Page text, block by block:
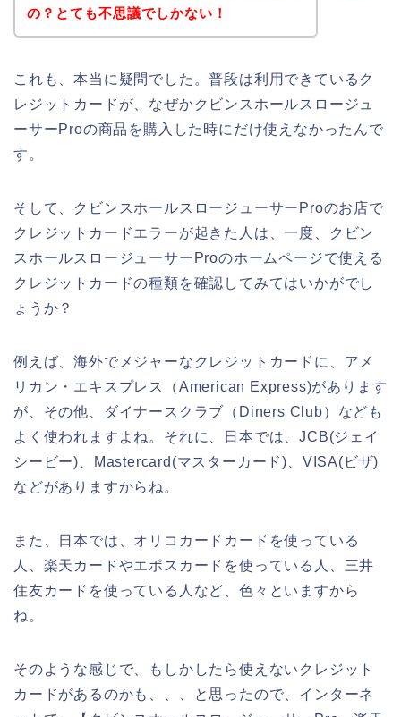
の？とても不思議でしかない！
これも、本当に疑問でした。普段は利用できているク
レジットカードが、なぜかクビンスホールスロージュ
ーサーProの商品を購入した時にだけ使えなかったんで
す。
そして、クビンスホールスロージューサーProのお店で
クレジットカードエラーが起きた人は、一度、クビン
スホールスロージューサーProのホームページで使える
クレジットカードの種類を確認してみてはいかがでし
ょうか？
例えば、海外でメジャーなクレジットカードに、アメ
リカン・エキスプレス（American Express)があります
が、その他、ダイナースクラブ（Diners Club）なども
よく使われますよね。それに、日本では、JCB(ジェイ
シービー)、Mastercard(マスターカード)、VISA(ビザ)
などがありますからね。
また、日本では、オリコカードカードを使っている
人、楽天カードやエポスカードを使っている人、三井
住友カードを使っている人など、色々といますから
ね。
そのような感じで、もしかしたら使えないクレジット
カードがあるのかも、、、と思ったので、インターネ